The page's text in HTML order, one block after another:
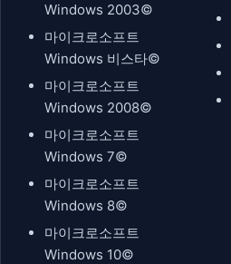
Windows 2003©
마이크로소프트
Windows 비스타©
마이크로소프트
Windows 2008©
마이크로소프트
Windows 7©
마이크로소프트
Windows 8©
마이크로소프트
Windows 10©